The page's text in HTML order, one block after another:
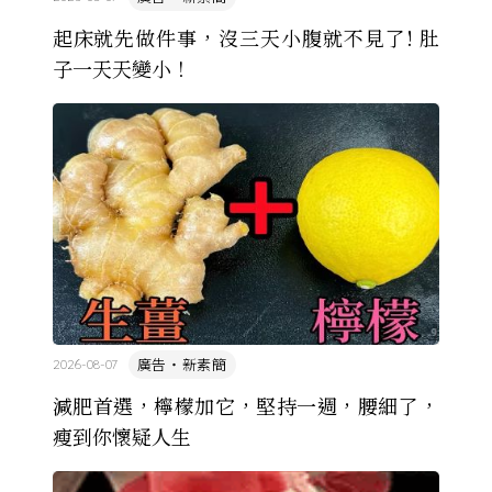
起床就先做件事，沒三天小腹就不見了! 肚
子一天天變小！
減肥首選，檸檬加它，堅持一週，腰細了，
瘦到你懷疑人生
廣告・新素簡
2026-08-07